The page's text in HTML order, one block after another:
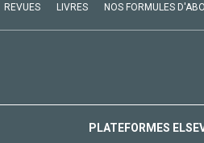
REVUES LIVRES NOS FORMULES
PLATEFORMES